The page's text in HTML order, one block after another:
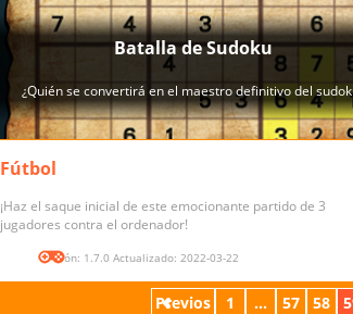
Fútbol
¡Haz el saque inicial de este emocionante partido de 3
jugadores contra el ordenador!
Versión: 1.7.0 Actualizado: 2022-03-22
Previos 1 ... 57 58